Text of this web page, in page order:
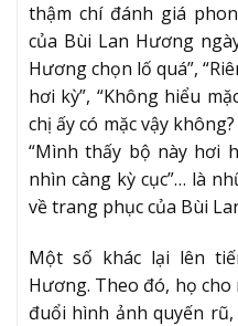
thậm chí đánh giá
của Bùi Lan Hương
Hương chọn lố quá”,
hơi kỳ”, “Không hiểu
chị ấy có mặc vậy
“Mình thấy bộ này hơi
nhìn càng kỳ cục”… là
về trang phục của Bùi
Một số khác lại lên
Hương. Theo đó, họ
đuổi hình ảnh quyến